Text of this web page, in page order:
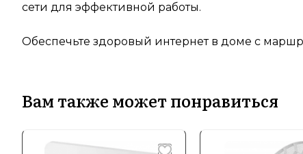
сети для эффективной работы.
Обеспечьте здоровый интернет в доме с
Вам также может понравиться